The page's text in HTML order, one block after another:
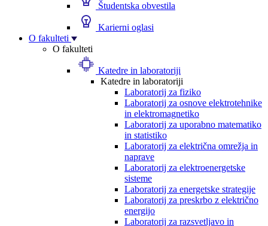
Študentska obvestila
Karierni oglasi
O fakulteti
O fakulteti
Katedre in laboratoriji
Katedre in laboratoriji
Laboratorij za fiziko
Laboratorij za osnove elektrotehnike
in elektromagnetiko
Laboratorij za uporabno matematiko
in statistiko
Laboratorij za električna omrežja in
naprave
Laboratorij za elektroenergetske
sisteme
Laboratorij za energetske strategije
Laboratorij za preskrbo z električno
energijo
Laboratorij za razsvetljavo in